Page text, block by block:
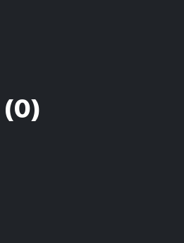
(0)